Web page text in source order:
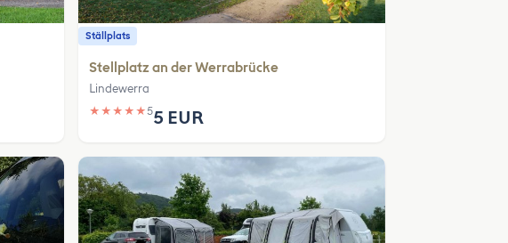
Ställplats
Stellplatz an der Werrabrücke
Lindewerra
★ ★ ★ ★ ★55 EUR